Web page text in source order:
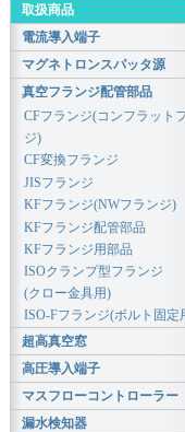
取扱商品
電流導入端子
マグネトロンスパッタ源
真空フランジ配管部品
CFフランジ(コンフラット
ジ)
CF変換フランジ
JISフランジ
KFフランジ(NWフランジ)
KFフランジ配管部品
KFフランジ用部品
ISOクランプ型フランジ
(クロー金具用)
ISO-Fフランジ(ボルト固定
超高真空窓
高圧導入端子
マスフローコントローラー
漏水検知器